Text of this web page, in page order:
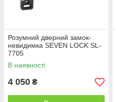
Розумний дверний замок-
невидимка SEVEN LOCK SL-
7705
В наявності
4 050 ₴